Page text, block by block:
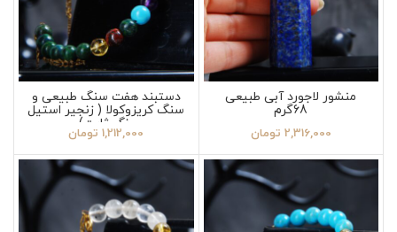
منشور لاجورد آبی طبیعی
68گرم
2,316,000 تومان
دستبند هفت سنگ طبیعی و
سنگ کریزوکولا ( زنجیر استیل
رنگ ثابت)
1,212,000 تومان